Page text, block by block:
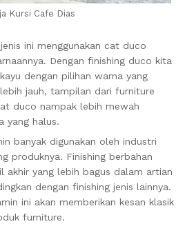
Kursi Cafe Dias
ini menggunakan cat duco
Dengan finishing duco kita
dengan pilihan warna yang
jauh, tampilan dari furniture
duco nampak lebih mewah
yang halus.
banyak digunakan oleh industri
produknya. Finishing berbahan
akhir yang lebih bagus dalam artian
dengan finishing jenis lainnya.
ini akan memberikan kesan klasik
furniture.